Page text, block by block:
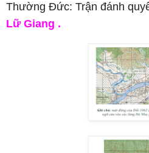
Thường Đức: Trận đánh
Lữ Giang .